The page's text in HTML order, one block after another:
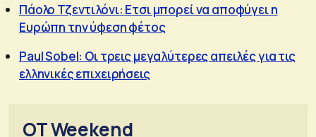
Πάολο Τζεντιλόνι: Ετσι μπορεί να αποφύγει η
Ευρώπη την ύφεση φέτος
Paul Sobel: Οι τρεις μεγαλύτερες απειλές για τις
ελληνικές επιχειρήσεις
OT Weekend